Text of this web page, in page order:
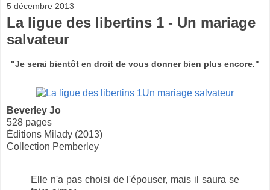
5 décembre 2013
La ligue des libertins 1 - Un mariage
salvateur
"Je serai bientôt en droit de vous donner bien plus encore."
Beverley Jo
528 pages
Éditions Milady (2013)
Collection Pemberley
Elle n'a pas choisi de l'épouser, mais il saura se